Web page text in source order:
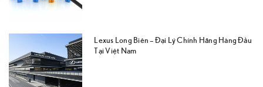
Lexus Long Biên – Đại Lý Chính Hãng Hàng Đầu
Tại Việt Nam